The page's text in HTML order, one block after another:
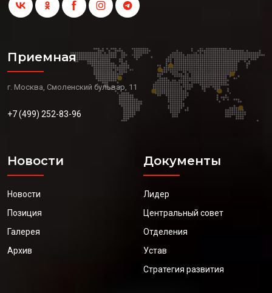
Приемная
г. Москва, Смоленский бульвар, 11
+7 (499) 252-83-96
Новости
Новости
Позиция
Галерея
Архив
Документы
Лидер
Центральный совет
Отделения
Устав
Стратегия развития